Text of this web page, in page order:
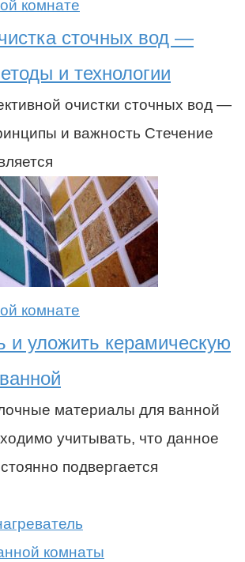
комнате
сточных вод —
и технологии
очистки сточных вод —
и важность Стечение
комнате
и уложить керамическую
материалы для ванной
учитывать, что данное
подвергается
комнаты